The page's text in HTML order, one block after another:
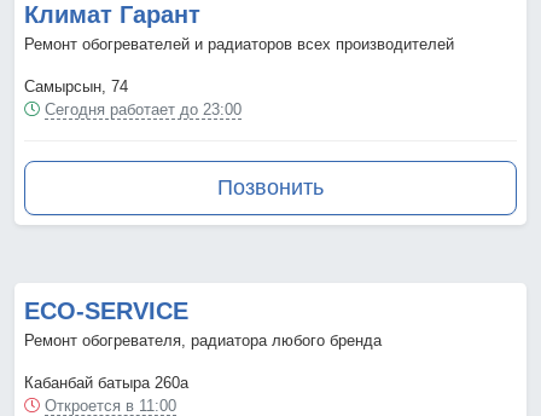
Климат Гарант
Ремонт обогревателей и радиаторов всех производителей
Самырсын, 74
Сегодня работает до 23:00
Позвонить
ECO-SERVICE
Ремонт обогревателя, радиатора любого бренда
Кабанбай батыра 260а
Откроется в 11:00